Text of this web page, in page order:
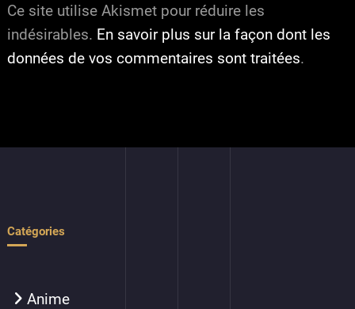
Ce site utilise Akismet pour réduire les
indésirables. En savoir plus sur la façon dont les
données de vos commentaires sont traitées.
Catégories
Anime